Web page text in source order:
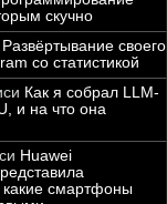
скучно
Развёртывание своего
со статистикой
Как я собрал LLM-
и на что она
Huawei
какие смартфоны